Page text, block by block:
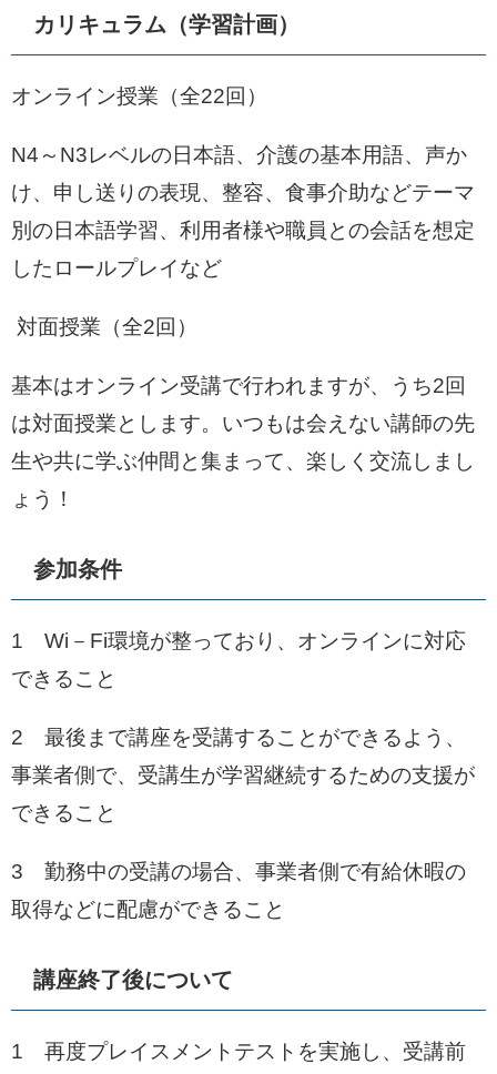
カリキュラム（学習計画）
オンライン授業（全22回）
N4～N3レベルの日本語、介護の基本用語、声か
け、申し送りの表現、整容、食事介助などテーマ
別の日本語学習、利用者様や職員との会話を想定
したロールプレイなど
対面授業（全2回）
基本はオンライン受講で行われますが、うち2回
は対面授業とします。いつもは会えない講師の先
生や共に学ぶ仲間と集まって、楽しく交流しまし
ょう！
参加条件
1 Wi－Fi環境が整っており、オンラインに対応
できること
2 最後まで講座を受講することができるよう、
事業者側で、受講生が学習継続するための支援が
できること
3 勤務中の受講の場合、事業者側で有給休暇の
取得などに配慮ができること
講座終了後について
1 再度プレイスメントテストを実施し、受講前